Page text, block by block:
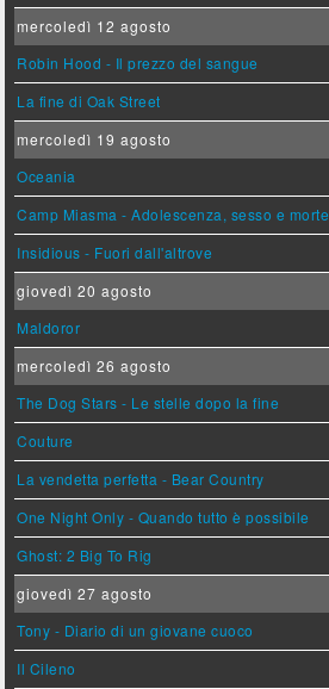
mercoledì 12 agosto
Robin Hood - Il prezzo del sangue
La fine di Oak Street
mercoledì 19 agosto
Oceania
Camp Miasma - Adolescenza, sesso e morte
Insidious - Fuori dall'altrove
giovedì 20 agosto
Maldoror
mercoledì 26 agosto
The Dog Stars - Le stelle dopo la fine
Couture
La vendetta perfetta - Bear Country
One Night Only - Quando tutto è possibile
Ghost: 2 Big To Rig
giovedì 27 agosto
Tony - Diario di un giovane cuoco
Il Cileno